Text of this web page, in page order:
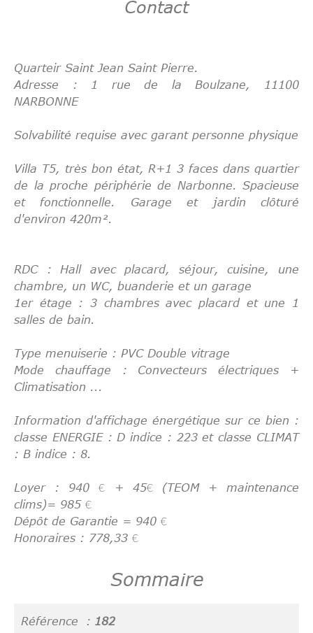
Contact
Quarteir Saint Jean Saint Pierre.
Adresse : 1 rue de la Boulzane, 11100
NARBONNE
Solvabilité requise avec garant personne physique
Villa T5, très bon état, R+1 3 faces dans quartier
de la proche périphérie de Narbonne. Spacieuse
et fonctionnelle. Garage et jardin clôturé
d'environ 420m².
RDC : Hall avec placard, séjour, cuisine, une
chambre, un WC, buanderie et un garage
1er étage : 3 chambres avec placard et une 1
salles de bain.
Type menuiserie : PVC Double vitrage
Mode chauffage : Convecteurs électriques +
Climatisation ...
Information d'affichage énergétique sur ce bien :
classe ENERGIE : D indice : 223 et classe CLIMAT
: B indice : 8.
Loyer : 940 € + 45€ (TEOM + maintenance
clims)= 985 €
Dépôt de Garantie = 940 €
Honoraires : 778,33 €
Sommaire
Référence 182